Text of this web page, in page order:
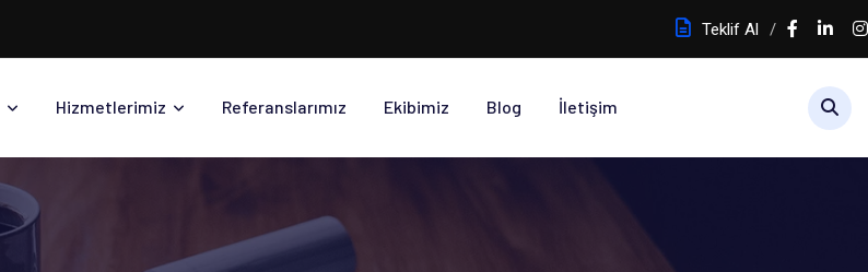
Teklif Al
Hizmetlerimiz Referanslarımız Ekibimiz Blog İletişim